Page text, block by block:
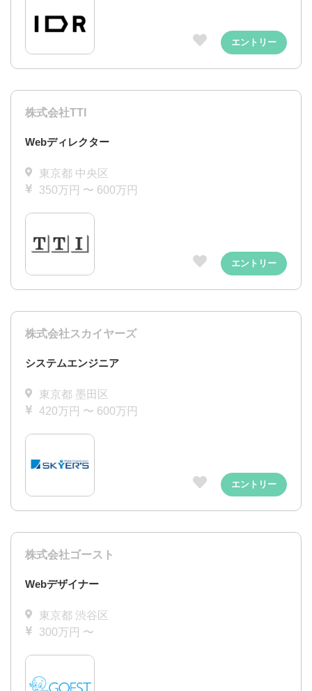
エントリー
株式会社TTI
Webディレクター
東京都 中央区
350万円 〜 600万円
エントリー
株式会社スカイヤーズ
システムエンジニア
東京都 墨田区
420万円 〜 600万円
エントリー
株式会社ゴースト
Webデザイナー
東京都 渋谷区
300万円 〜